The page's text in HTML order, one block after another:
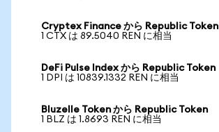
Cryptex Finance から Republic Token
1 CTX は 89.5040 REN に相当
DeFi Pulse Index から Republic Token
1 DPI は 10839.1332 REN に相当
Bluzelle Token から Republic Token
1 BLZ は 1.8693 REN に相当